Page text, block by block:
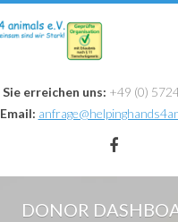
Sie erreichen uns: +49 (0)
Email:
DONOR